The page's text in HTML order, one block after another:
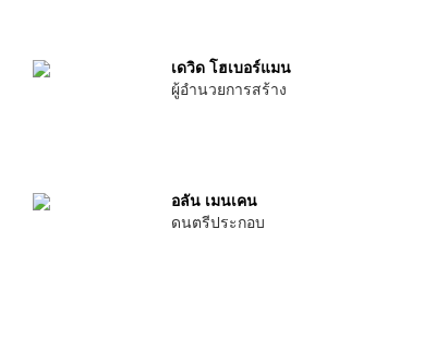
เดวิด โฮเบอร์แมน
ผู้อำนวยการสร้าง
อลัน เมนเคน
ดนตรีประกอบ